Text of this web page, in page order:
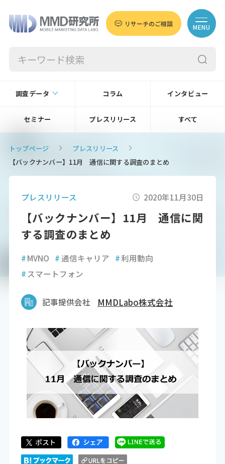
リサーチのご相談 MENU
調査データ コラム インタビュー
セミナー プレスリリース すべて
トップページ
プレスリリース
【バックナンバー】11月 通信に関する調査のまとめ
プレスリリース 2020年11月30日
【バックナンバー】11月 通信に関
する調査のまとめ
#MVNO #通信キャリア #利用動向
#スマートフォン
記事提供会社 MMDLabo株式会社